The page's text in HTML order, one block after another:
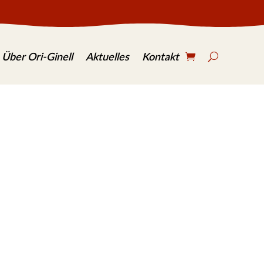
Über Ori-Ginell Aktuelles Kontakt